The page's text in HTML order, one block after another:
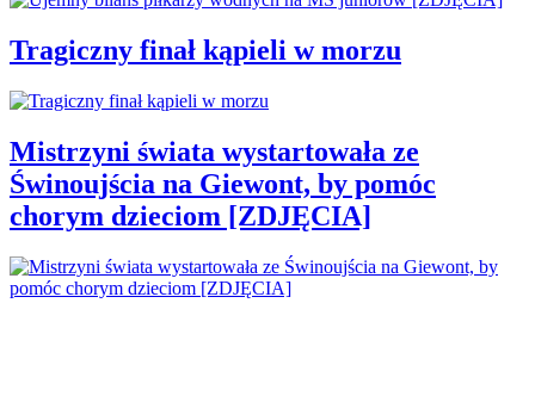
Tragiczny finał kąpieli w morzu
Mistrzyni świata wystartowała ze
Świnoujścia na Giewont, by pomóc
chorym dzieciom [ZDJĘCIA]